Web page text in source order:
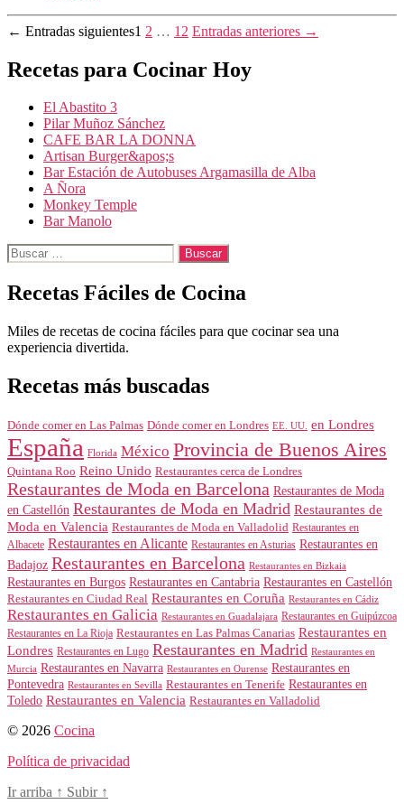
Paginación
de
entradas
← Entradas siguientes1 2 … 12 Entradas anteriores →
Recetas para Cocinar Hoy
El Abastito 3
Pilar Muñoz Sánchez
CAFE BAR LA DONNA
Artisan Burger&apos;s
Bar Estación de Autobuses Argamasilla de Alba
A Ñora
Monkey Temple
Bar Manolo
Buscar:
Recetas Fáciles de Cocina
Miles de recetas de cocina fáciles para que cocinar sea una
experiencia divertida.
Recetas más buscadas
Dónde comer en Las Palmas Dónde comer en Londres EE. UU. en Londres
España Florida México Provincia de Buenos Aires
Quintana Roo Reino Unido Restaurantes cerca de Londres
Restaurantes de Moda en Barcelona Restaurantes de Moda
en Castellón Restaurantes de Moda en Madrid Restaurantes de
Moda en Valencia Restaurantes de Moda en Valladolid Restaurantes en
Albacete Restaurantes en Alicante Restaurantes en Asturias Restaurantes en
Badajoz Restaurantes en Barcelona Restaurantes en Bizkaia
Restaurantes en Burgos Restaurantes en Cantabria Restaurantes en Castellón
Restaurantes en Ciudad Real Restaurantes en Coruña Restaurantes en Cádiz
Restaurantes en Galicia Restaurantes en Guadalajara Restaurantes en Guipúzcoa
Restaurantes en La Rioja Restaurantes en Las Palmas Canarias Restaurantes en
Londres Restaurantes en Lugo Restaurantes en Madrid Restaurantes en
Murcia Restaurantes en Navarra Restaurantes en Ourense Restaurantes en
Pontevedra Restaurantes en Sevilla Restaurantes en Tenerife Restaurantes en
Toledo Restaurantes en Valencia Restaurantes en Valladolid
© 2026 Cocina
Política de privacidad
Ir arriba ↑ Subir ↑